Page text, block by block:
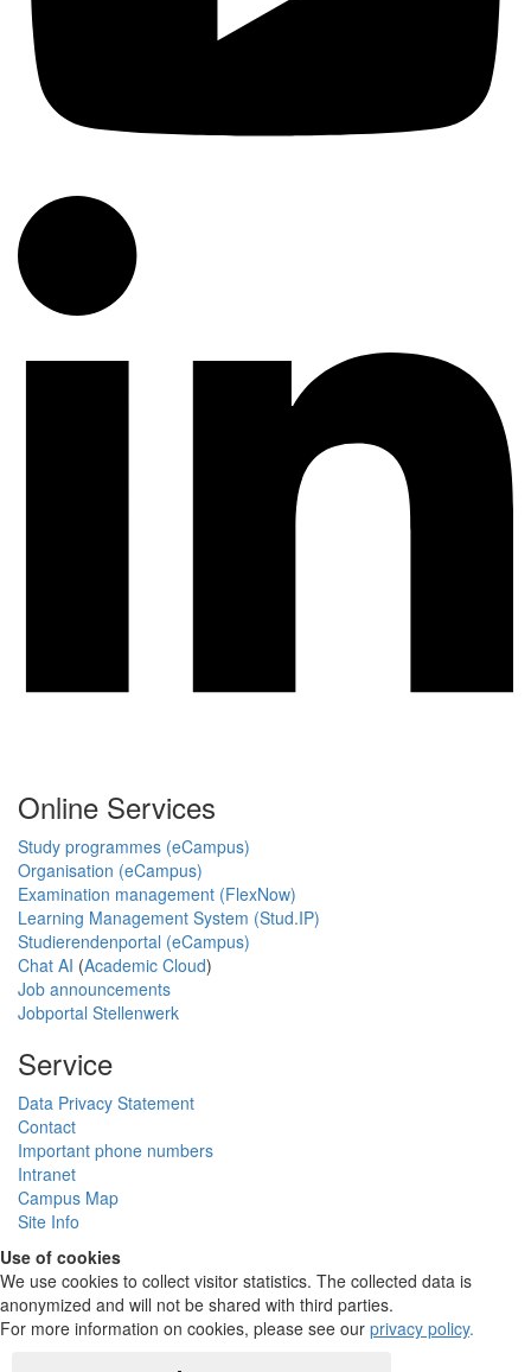
Online Services
Study programmes (eCampus)
Organisation (eCampus)
Examination management (FlexNow)
Learning Management System (Stud.IP)
Studierendenportal (eCampus)
Chat AI (Academic Cloud)
Job announcements
Jobportal Stellenwerk
Service
Data Privacy Statement
Contact
Important phone numbers
Intranet
Campus Map
Site Info
Use of cookies
We use cookies to collect visitor statistics. The collected data is
anonymized and will not be shared with third parties.
For more information on cookies, please see our privacy policy.